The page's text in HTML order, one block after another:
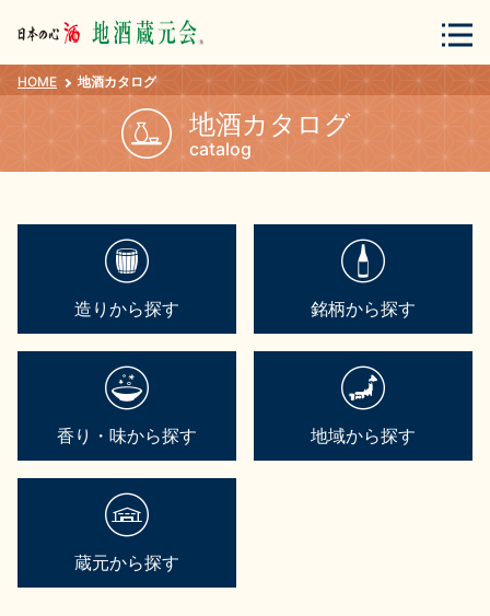
会員登録 ログイン
地酒カタログ
地酒用語集
HOME 地酒カタログ
地酒カタログ
catalog
造りから探す 銘柄から探す
香り・味から探す 地域から探す
蔵元から探す